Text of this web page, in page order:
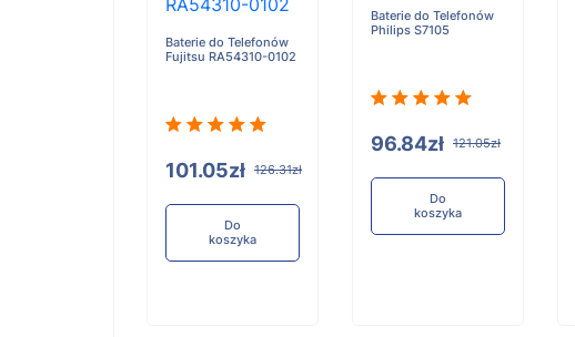
Baterie do Telefonów
Fujitsu RA54310-0102
101.05zł 126.31zł
Do
koszyka
Baterie do Telefonów
Philips S7105
96.84zł 121.05zł
Do
koszyka